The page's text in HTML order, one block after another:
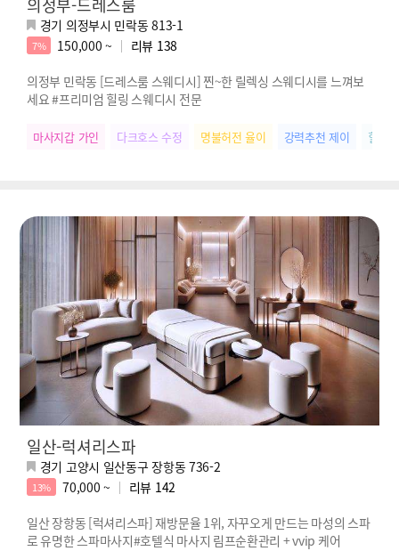
의정부-드레스룸
경기 의정부시 민락동 813-1
7% 150,000 ~ 리뷰 138
의정부 민락동 [드레스룸 스웨디시] 찐~한 릴렉싱 스웨디시를 느껴보
세요 #프리미엄 힐링 스웨디시 전문
마사지갑 가인 다크호스 수정 명불허전 율이 강력추천 제이 힐링
일산-럭셔리스파
경기 고양시 일산동구 장항동 736-2
13% 70,000 ~ 리뷰 142
일산 장항동 [럭셔리스파] 재방문율 1위, 자꾸오게 만드는 마성의 스파
로 유명한 스파마사지#호텔식 마사지 림프순환관리 + vvip 케어